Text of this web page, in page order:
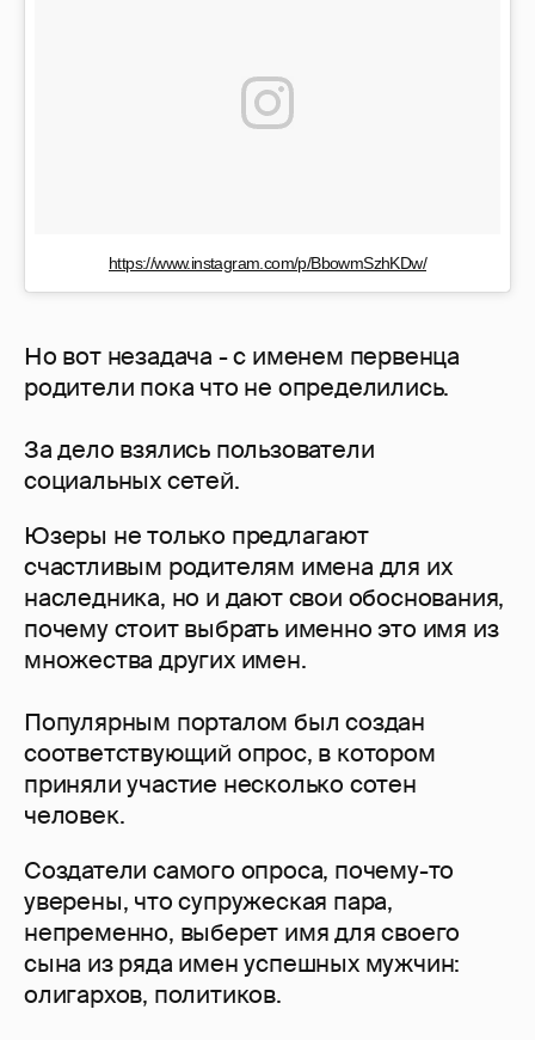
https://www.instagram.com/p/BbowmSzhKDw/
Но вот незадача - с именем первенца
родители пока что не определились.
За дело взялись пользователи
социальных сетей.
Юзеры не только предлагают
счастливым родителям имена для их
наследника, но и дают свои обоснования,
почему стоит выбрать именно это имя из
множества других имен.
Популярным порталом был создан
соответствующий опрос, в котором
приняли участие несколько сотен
человек.
Создатели самого опроса, почему-то
уверены, что супружеская пара,
непременно, выберет имя для своего
сына из ряда имен успешных мужчин:
олигархов, политиков.